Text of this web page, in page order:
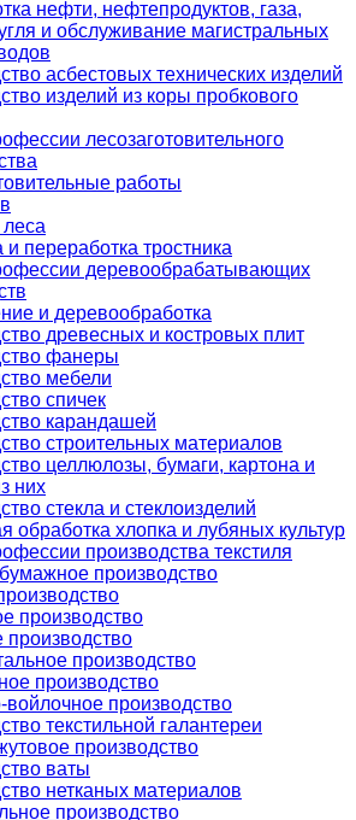
нефти, нефтепродуктов, газа,
и обслуживание магистральных
асбестовых технических изделий
изделий из коры пробкового
лесозаготовительного
работы
и переработка тростника
деревообрабатывающих
и деревообработка
древесных и костровых плит
фанеры
мебели
спичек
карандашей
строительных материалов
целлюлозы, бумаги, картона и
них
стекла и стеклоизделий
обработка хлопка и лубяных культур
производства текстиля
производство
производство
производство
производство
производство
войлочное производство
текстильной галантереи
производство
ваты
нетканых материалов
производство